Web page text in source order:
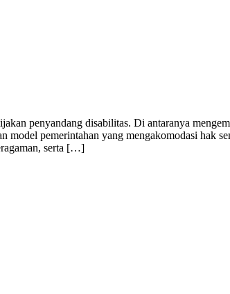
penyandang disabilitas. Di antaranya
pemerintahan yang mengakomodasi hak
serta […]